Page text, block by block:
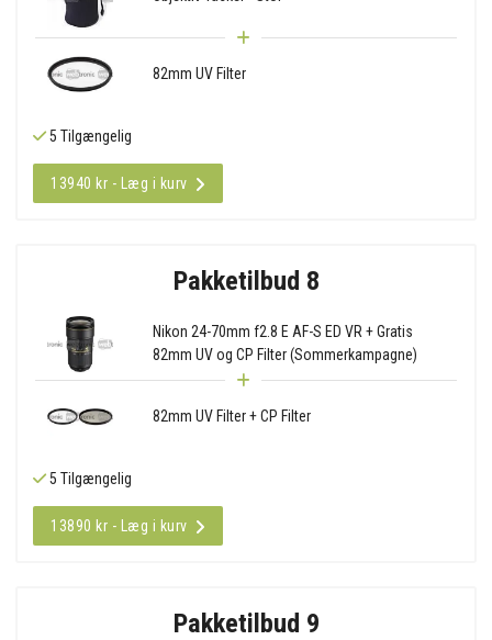
82mm UV Filter
5 Tilgængelig
13940 kr - Læg i kurv
Pakketilbud 8
Nikon 24-70mm f2.8 E AF-S ED VR + Gratis
82mm UV og CP Filter (Sommerkampagne)
82mm UV Filter + CP Filter
5 Tilgængelig
13890 kr - Læg i kurv
Pakketilbud 9